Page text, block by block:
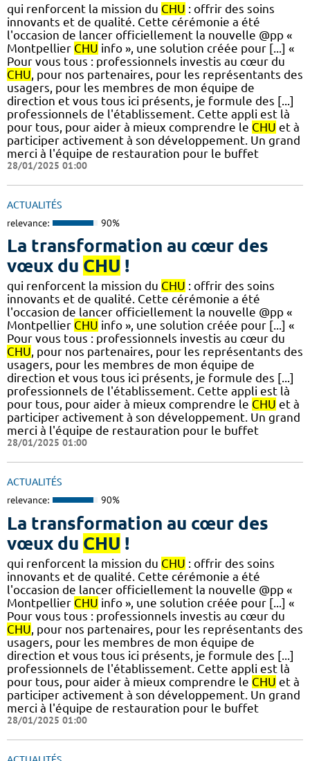
qui renforcent la mission du CHU : offrir des soins
innovants et de qualité. Cette cérémonie a été
l'occasion de lancer officiellement la nouvelle @pp «
Montpellier CHU info », une solution créée pour [...] «
Pour vous tous : professionnels investis au cœur du
CHU , pour nos partenaires, pour les représentants des
usagers, pour les membres de mon équipe de
direction et vous tous ici présents, je formule des [...]
professionnels de l'établissement. Cette appli est là
pour tous, pour aider à mieux comprendre le CHU et à
participer activement à son développement. Un grand
merci à l'équipe de restauration pour le buffet
28/01/2025 01:00
ACTUALITÉS
relevance: 90%
La transformation au cœur des
vœux du CHU !
qui renforcent la mission du CHU : offrir des soins
innovants et de qualité. Cette cérémonie a été
l'occasion de lancer officiellement la nouvelle @pp «
Montpellier CHU info », une solution créée pour [...] «
Pour vous tous : professionnels investis au cœur du
CHU, pour nos partenaires, pour les représentants des
usagers, pour les membres de mon équipe de
direction et vous tous ici présents, je formule des [...]
professionnels de l'établissement. Cette appli est là
pour tous, pour aider à mieux comprendre le CHU et à
participer activement à son développement. Un grand
merci à l'équipe de restauration pour le buffet
28/01/2025 01:00
ACTUALITÉS
relevance: 90%
La transformation au cœur des
vœux du CHU !
qui renforcent la mission du CHU : offrir des soins
innovants et de qualité. Cette cérémonie a été
l'occasion de lancer officiellement la nouvelle @pp «
Montpellier CHU info », une solution créée pour [...] «
Pour vous tous : professionnels investis au cœur du
CHU , pour nos partenaires, pour les représentants des
usagers, pour les membres de mon équipe de
direction et vous tous ici présents, je formule des [...]
professionnels de l'établissement. Cette appli est là
pour tous, pour aider à mieux comprendre le CHU et à
participer activement à son développement. Un grand
merci à l'équipe de restauration pour le buffet
28/01/2025 01:00